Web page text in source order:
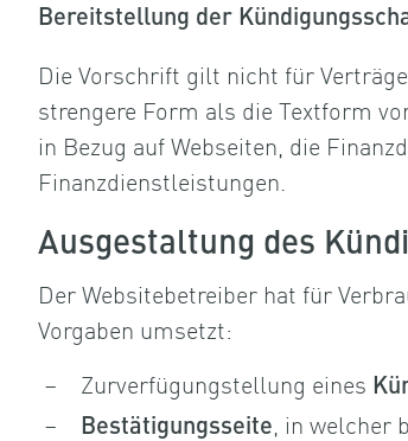
Bereitstellung der
Die Vorschrift gilt nicht für
strengere Form als die Textform
in Bezug auf Webseiten, die
Finanzdienstleistungen.
Ausgestaltung des
Der Websitebetreiber hat für
Vorgaben umsetzt:
Zurverfügungstellung eines
Bestätigungsseite , in